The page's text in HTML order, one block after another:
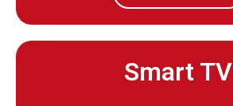
Smart TV